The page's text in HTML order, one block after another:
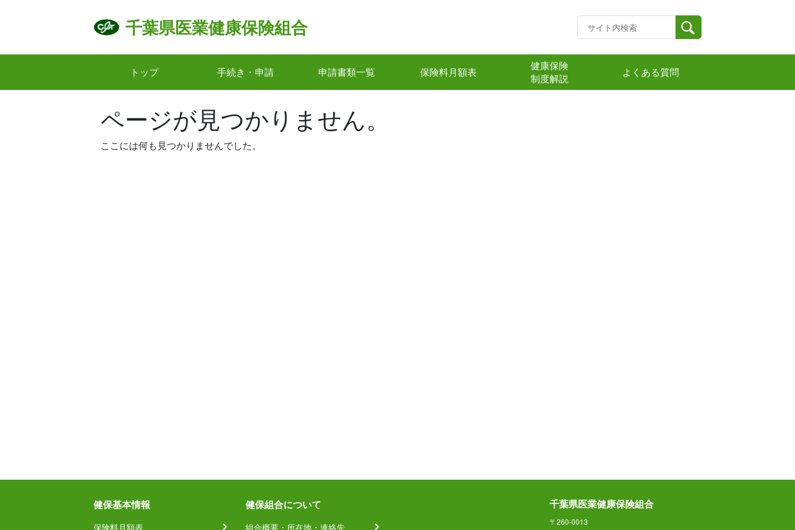
千葉県医業健康保険組合
トップ 手続き・申請 申請書類一覧 保険料月額表
健康保険
制度解説
よくある質問
ページが見つかりません。
ここには何も見つかりませんでした。
健保基本情報
保険料月額表
健保組合について
組合概要・所在地・連絡先
千葉県医業健康保険組合
〒260-0013